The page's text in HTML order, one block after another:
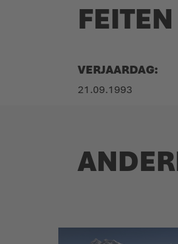
VERJAARDAG:
21.09.1993